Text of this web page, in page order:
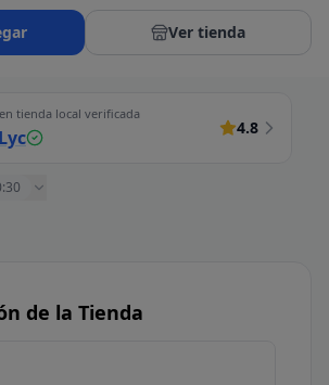
Ver tienda
tienda local verificada
4.8
de la Tienda